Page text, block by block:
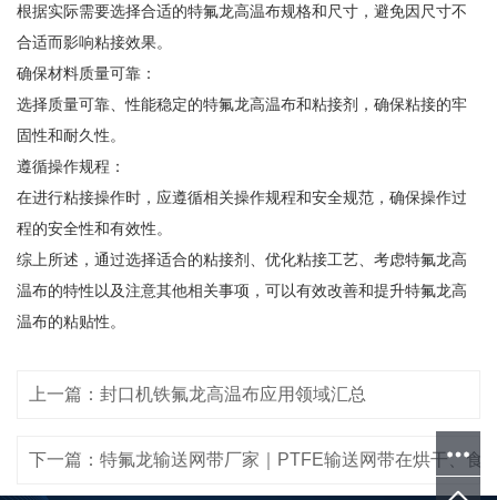
根据实际需要选择合适的特氟龙高温布规格和尺寸，避免因尺寸不
合适而影响粘接效果。
确保材料质量可靠：
选择质量可靠、性能稳定的特氟龙高温布和粘接剂，确保粘接的牢
固性和耐久性。
遵循操作规程：
在进行粘接操作时，应遵循相关操作规程和安全规范，确保操作过
程的安全性和有效性。
综上所述，通过选择适合的粘接剂、优化粘接工艺、考虑特氟龙高
温布的特性以及注意其他相关事项，可以有效改善和提升特氟龙高
温布的粘贴性。
上一篇：封口机铁氟龙高温布应用领域汇总
下一篇：特氟龙输送网带厂家｜PTFE输送网带在烘干、食